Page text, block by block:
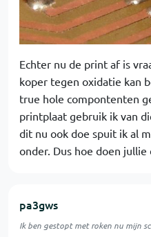
Echter nu de print af is
koper tegen oxidatie kan
true hole compontenten
printplaat gebruik ik van
dit nu ook doe spuit ik al
onder. Dus hoe doen jullie
pa3gws
Ik ben gestopt met roken nu mijn